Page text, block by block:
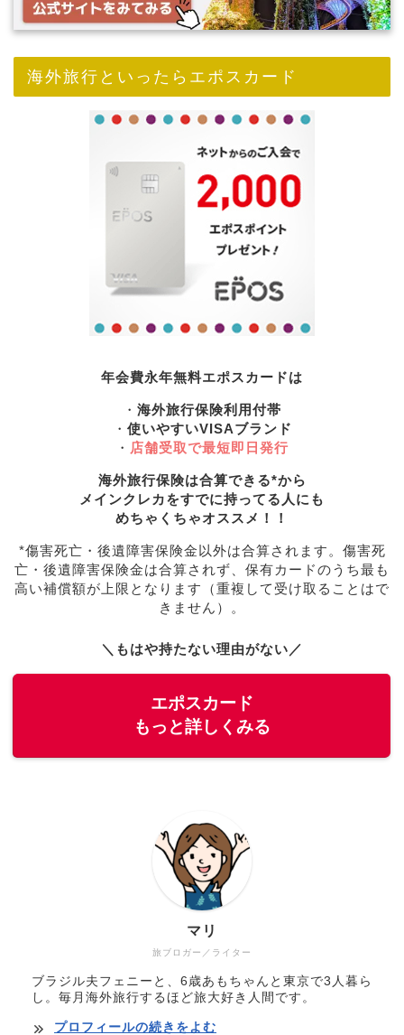
海外旅行といったらエポスカード
年会費永年無料エポスカードは
・ 海外旅行保険利用付帯
・ 使いやすいVISAブランド
・ 店舗受取で最短即日発行
海外旅行保険は合算できる*から
メインクレカをすでに持ってる人にも
めちゃくちゃオススメ！！
*傷害死亡・後遺障害保険金以外は合算されます。傷害死
亡・後遺障害保険金は合算されず、保有カードのうち最も
高い補償額が上限となります（重複して受け取ることはで
きません）。
＼もはや持たない理由がない／
エポスカード
もっと詳しくみる
旅ブロガー／ライター
マリ
ブラジル夫フェニーと、6歳あもちゃんと東京で3人暮ら
し。毎月海外旅行するほど旅大好き人間です。
プロフィールの続きをよむ